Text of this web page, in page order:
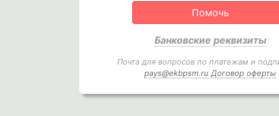
Помочь
Банковские реквизиты
Почта для вопросов по платежам и
pays@ekbpsm.ru Договор оферты